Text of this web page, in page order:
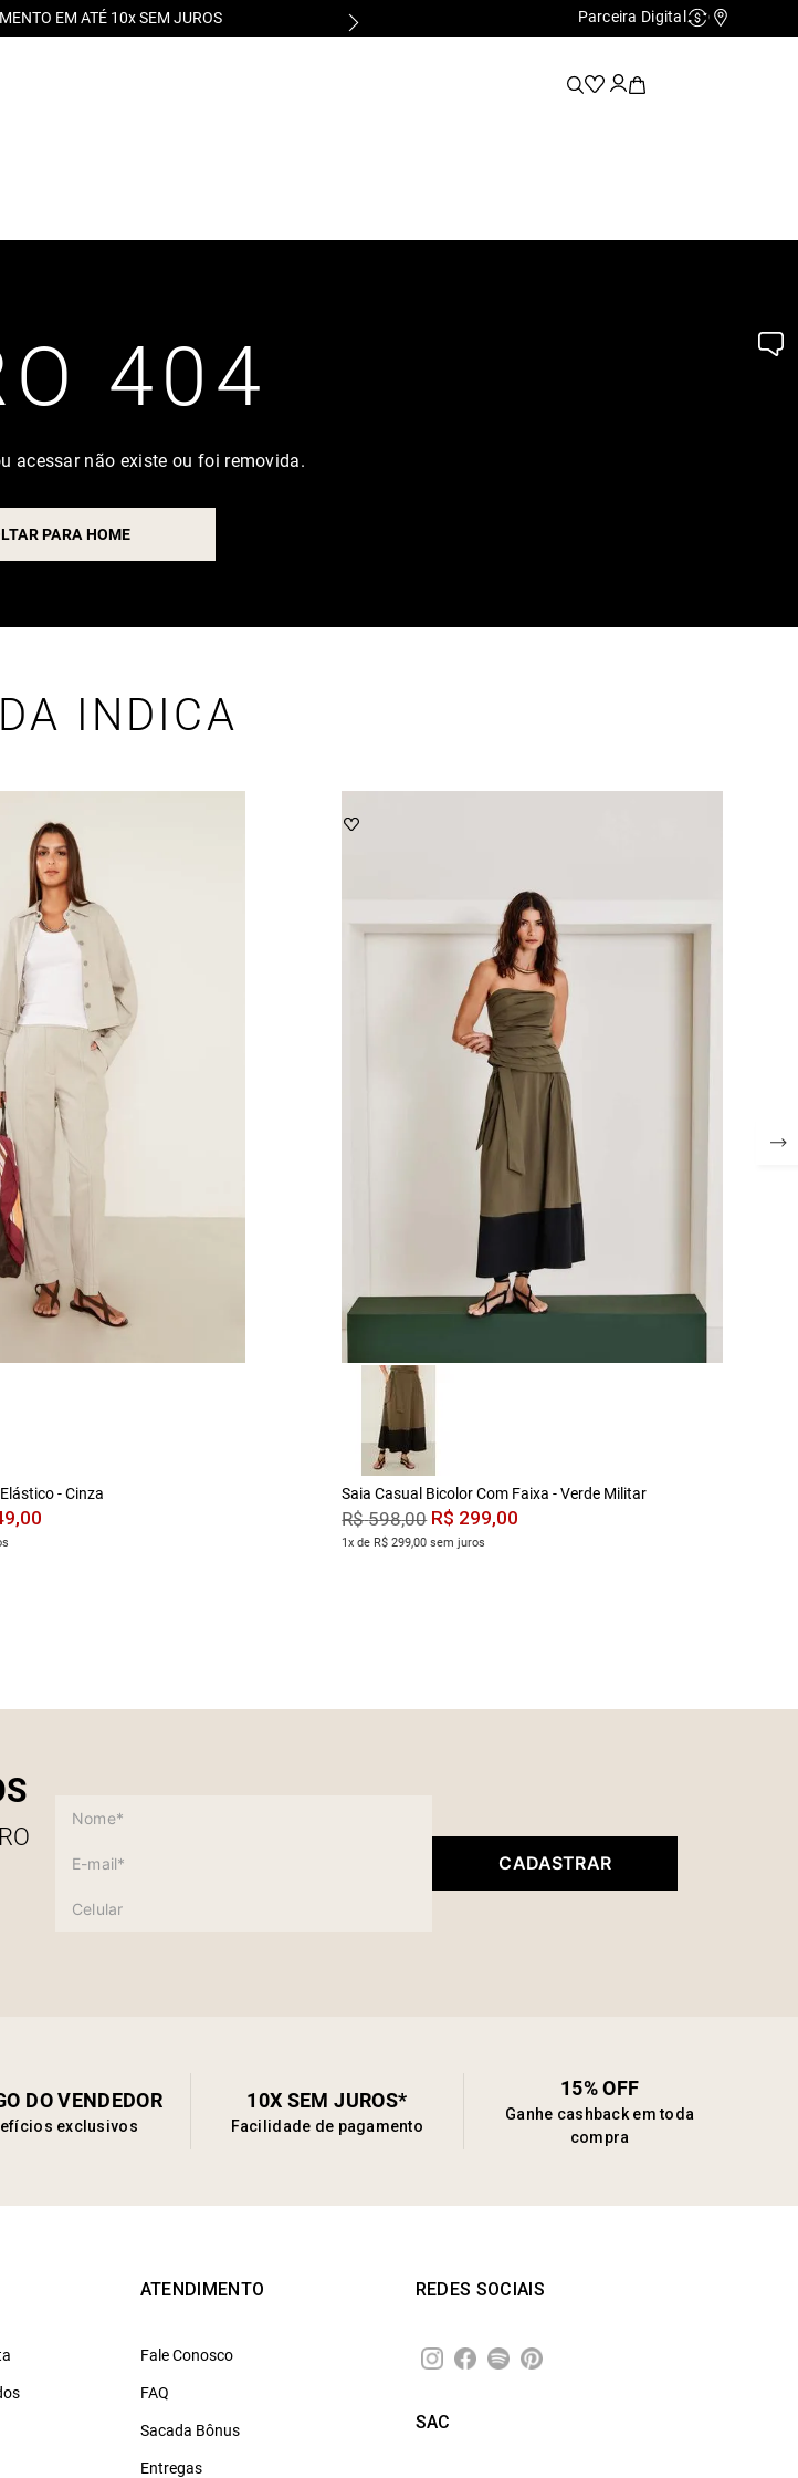
EM ATÉ 10x SEM JUROS Parceira Digital Cashback
404
acessar não existe ou foi removida.
PARA HOME
INDICA
- Cinza
,00
Saia Casual Bicolor Com Faixa - Verde Militar
R$ 598,00 R$ 299,00
1x de R$ 299,00 sem juros
CADASTRAR
DO VENDEDOR
exclusivos
10X SEM JUROS*
Facilidade de pagamento
15% OFF
Ganhe cashback em toda
compra
ATENDIMENTO
Fale Conosco
FAQ
Sacada Bônus
Entregas
REDES SOCIAIS
SAC